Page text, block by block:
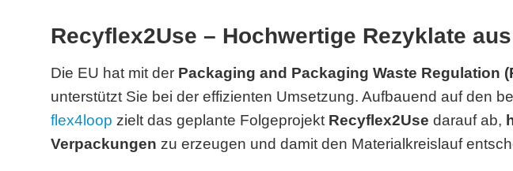
Recyflex2Use – Hochwertige Rezyklate aus
Die EU hat mit der Packaging and Packaging Waste Regulation
unterstützt Sie bei der effizienten Umsetzung. Aufbauend auf den
flex4loop zielt das geplante Folgeprojekt Recyflex2Use darauf ab,
Verpackungen zu erzeugen und damit den Materialkreislauf